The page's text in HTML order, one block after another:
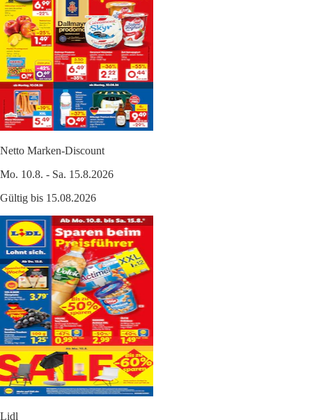
Netto Marken-Discount
Mo. 10.8. - Sa. 15.8.2026
Gültig bis 15.08.2026
Lidl